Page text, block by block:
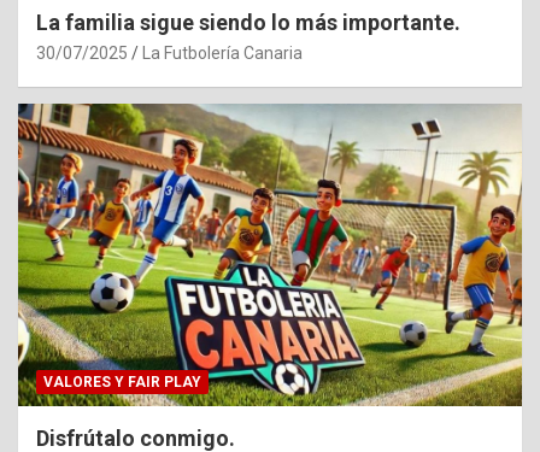
La familia sigue siendo lo más importante.
30/07/2025 La Futbolería Canaria
VALORES Y FAIR PLAY
Disfrútalo conmigo.